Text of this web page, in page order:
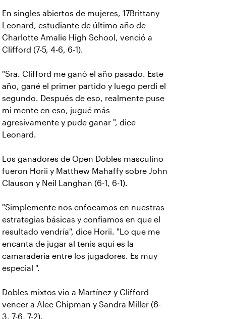
En singles abiertos de mujeres, 17Brittany
Leonard, estudiante de último año de
Charlotte Amalie High School, venció a
Clifford (7-5, 4-6, 6-1).
"Sra. Clifford me ganó el año pasado. Este
año, gané el primer partido y luego perdí el
segundo. Después de eso, realmente puse
mi mente en eso, jugué más
agresivamente y pude ganar ", dice
Leonard.
Los ganadores de Open Dobles masculino
fueron Horii y Matthew Mahaffy sobre John
Clauson y Neil Langhan (6-1, 6-1).
"Simplemente nos enfocamos en nuestras
estrategias básicas y confiamos en que el
resultado vendría", dice Horii. "Lo que me
encanta de jugar al tenis aquí es la
camaradería entre los jugadores. Es muy
especial ".
Dobles mixtos vio a Martínez y Clifford
vencer a Alec Chipman y Sandra Miller (6-
3, 7-6, 7-2).